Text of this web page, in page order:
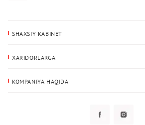
SHAXSIY KABINET
Yetkazib berish manzili
XARIDORLARGA
KOMPANIYA HAQIDA